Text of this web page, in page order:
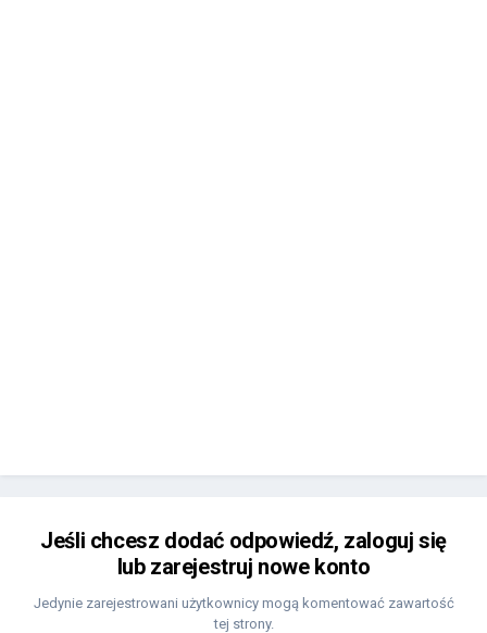
Jeśli chcesz dodać odpowiedź, zaloguj się
lub zarejestruj nowe konto
Jedynie zarejestrowani użytkownicy mogą komentować zawartość
tej strony.